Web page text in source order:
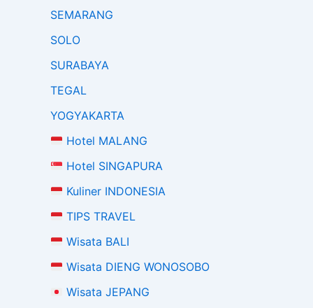
SEMARANG
SOLO
SURABAYA
TEGAL
YOGYAKARTA
Hotel MALANG
Hotel SINGAPURA
Kuliner INDONESIA
TIPS TRAVEL
Wisata BALI
Wisata DIENG WONOSOBO
Wisata JEPANG